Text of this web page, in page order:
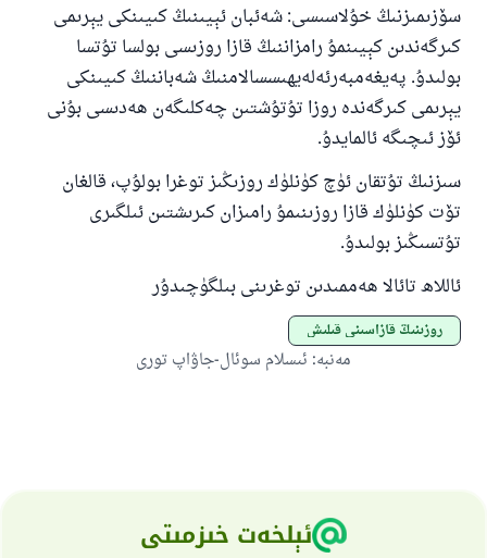
سۆزىمىزنىڭ خۇلاسىسى: شەئبان ئېيىنىڭ كىيىنكى يېرىمى
كىرگەندىن كېيىنمۇ رامزاننىڭ قازا روزىسى بولسا تۇتسا
بولىدۇ. پەيغەمبەرئەلەيھىسسالامنىڭ شەباننىڭ كىيىنكى
يېرىمى كىرگەندە روزا تۇتۇشتىن چەكلىگەن ھەدىسى بۇنى
ئۆز ئىچىگە ئالمايدۇ.
سىزنىڭ تۇتقان ئۈچ كۈنلۈك روزىڭىز توغرا بولۇپ، قالغان
تۆت كۈنلۈك قازا روزىنىمۇ رامىزان كىرىشتىن ئىلگىرى
تۇتسىڭىز بولىدۇ.
ئاللاھ تائالا ھەممىدىن توغرىنى بىلگۈچىدۇر
روزىنىڭ قازاسىنى قىلىش
مەنبە: ئىسلام سوئال-جاۋاپ تورى
ئېلخەت خىزمىتى